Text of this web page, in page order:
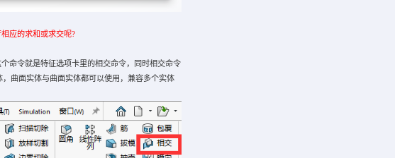
应的求和或求交呢?
令就是特征选项卡里的相交命令，同时相交命令
曲面实体与曲面实体都可以使用，兼容多个实体